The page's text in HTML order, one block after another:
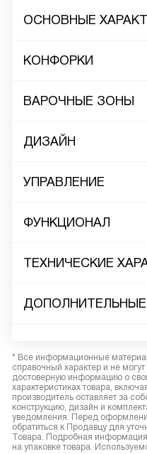
ОСНОВНЫЕ
КОНФОРКИ
ВАРОЧНЫЕ ЗОНЫ
ДИЗАЙН
УПРАВЛЕНИЕ
ФУНКЦИОНАЛ
ТЕХНИЧЕСКИЕ
ДОПОЛНИТЕЛЬНЫЕ
* Все информационные
справочный характер и не
достоверную информацию о
характеристиках товара,
производитель оставляет за
конструкцию, дизайн и
уведомления. Перед
обратиться к Продавцу для
Товара. Подробная информация
на упаковке товара.